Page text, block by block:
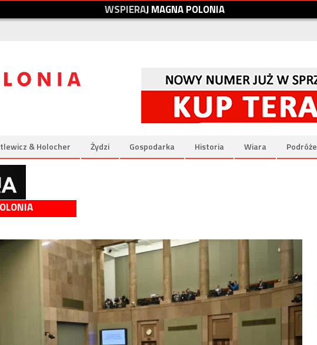
WSPIERAJMAGNAPOLONIA
& Holocher Żydzi Gospodarka Historia Wiara Podróże